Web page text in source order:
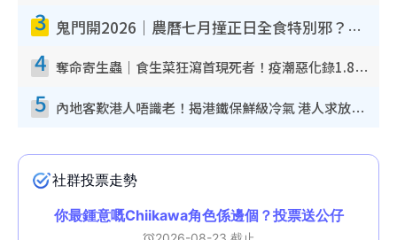
3 鬼門開2026｜農曆七月撞正日全食特別邪？專家警告切忌做一事！揭4大禁忌+2招保平安
4 奪命寄生蟲｜食生菜狂瀉首現死者！疫潮惡化錄1.8萬宗病例 揭洗菜3大謬誤
5 內地客歎港人唔識老！揭港鐵保鮮級冷氣 港人求放過：咪投訴